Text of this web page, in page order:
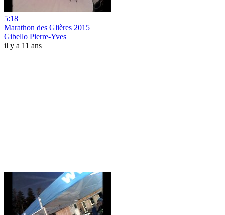
5:18
Marathon des Glières 2015
Gibello Pierre-Yves
il y a 11 ans